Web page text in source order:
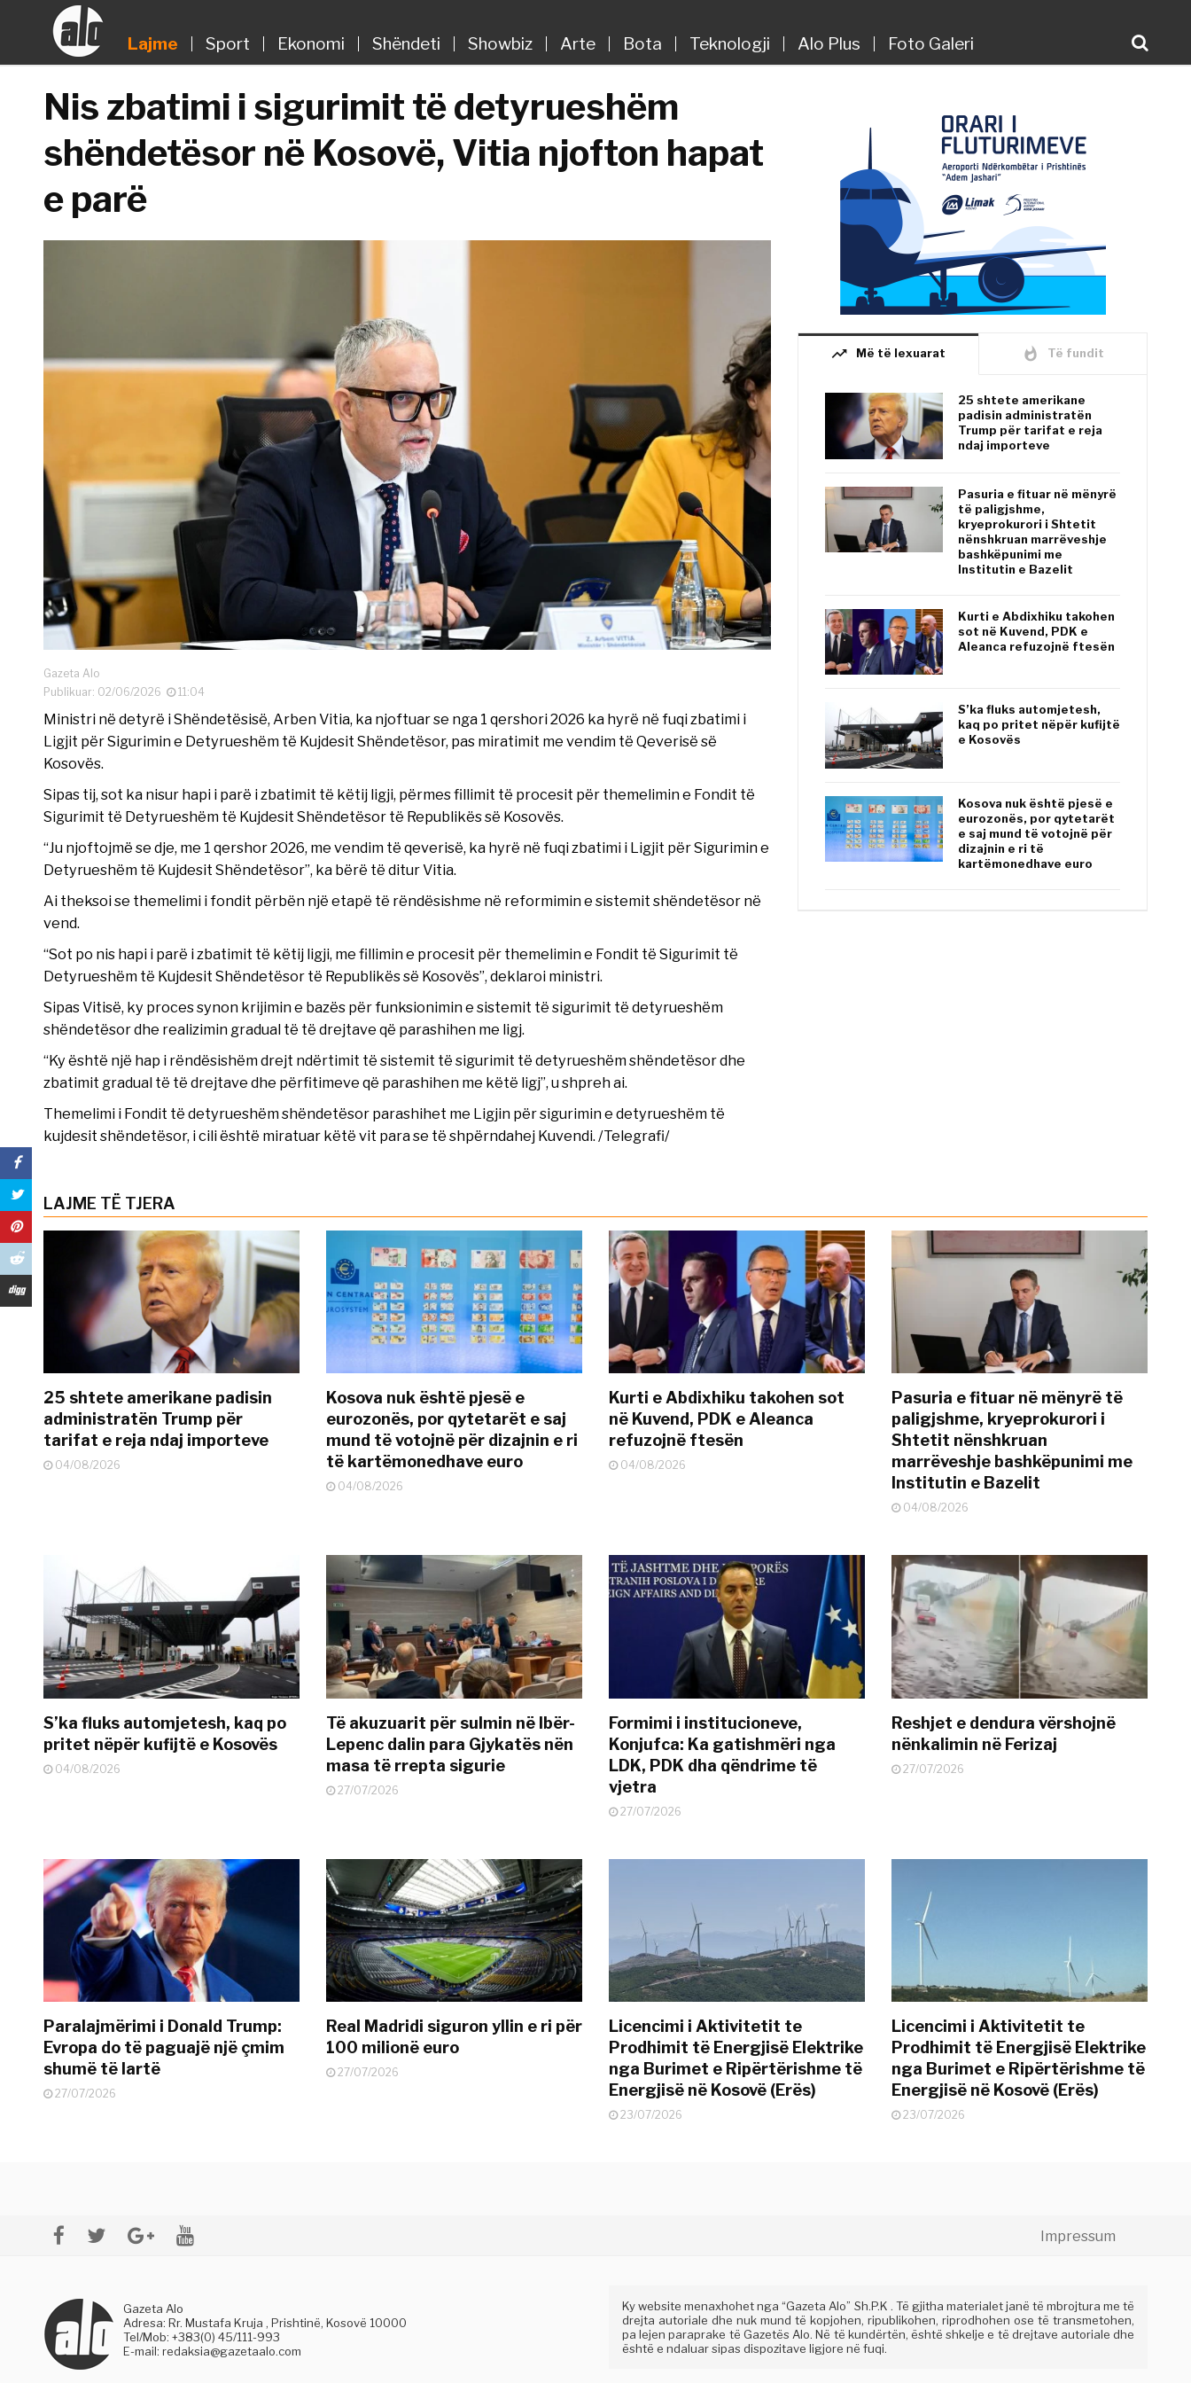
Lajme Sport Ekonomi Shëndeti Showbiz Arte Bota Teknologji Alo Plus Foto Galeri
Nis zbatimi i sigurimit të detyrueshëm
shëndetësor në Kosovë, Vitia njofton hapat
e parë
Gazeta Alo
Publikuar: 02/06/2026
11:04
Ministri në detyrë i Shëndetësisë, Arben Vitia, ka njoftuar se nga 1 qershori 2026 ka hyrë në fuqi zbatimi i
Ligjit për Sigurimin e Detyrueshëm të Kujdesit Shëndetësor, pas miratimit me vendim të Qeverisë së
Kosovës.
Sipas tij, sot ka nisur hapi i parë i zbatimit të këtij ligji, përmes fillimit të procesit për themelimin e Fondit të
Sigurimit të Detyrueshëm të Kujdesit Shëndetësor të Republikës së Kosovës.
“Ju njoftojmë se dje, me 1 qershor 2026, me vendim të qeverisë, ka hyrë në fuqi zbatimi i Ligjit për Sigurimin e
Detyrueshëm të Kujdesit Shëndetësor”, ka bërë të ditur Vitia.
Ai theksoi se themelimi i fondit përbën një etapë të rëndësishme në reformimin e sistemit shëndetësor në
vend.
“Sot po nis hapi i parë i zbatimit të këtij ligji, me fillimin e procesit për themelimin e Fondit të Sigurimit të
Detyrueshëm të Kujdesit Shëndetësor të Republikës së Kosovës”, deklaroi ministri.
Sipas Vitisë, ky proces synon krijimin e bazës për funksionimin e sistemit të sigurimit të detyrueshëm
shëndetësor dhe realizimin gradual të të drejtave që parashihen me ligj.
“Ky është një hap i rëndësishëm drejt ndërtimit të sistemit të sigurimit të detyrueshëm shëndetësor dhe
zbatimit gradual të të drejtave dhe përfitimeve që parashihen me këtë ligj”, u shpreh ai.
Themelimi i Fondit të detyrueshëm shëndetësor parashihet me Ligjin për sigurimin e detyrueshëm të
kujdesit shëndetësor, i cili është miratuar këtë vit para se të shpërndahej Kuvendi. /Telegrafi/
trending_up Më të lexuarat whatshot Të fundit
25 shtete amerikane
padisin administratën
Trump për tarifat e reja
ndaj importeve
Pasuria e fituar në mënyrë
të paligjshme,
kryeprokurori i Shtetit
nënshkruan marrëveshje
bashkëpunimi me
Institutin e Bazelit
Kurti e Abdixhiku takohen
sot në Kuvend, PDK e
Aleanca refuzojnë ftesën
S’ka fluks automjetesh,
kaq po pritet nëpër kufijtë
e Kosovës
Kosova nuk është pjesë e
eurozonës, por qytetarët
e saj mund të votojnë për
dizajnin e ri të
kartëmonedhave euro
LAJME TË TJERA
25 shtete amerikane padisin
administratën Trump për
tarifat e reja ndaj importeve
04/08/2026
Kosova nuk është pjesë e
eurozonës, por qytetarët e saj
mund të votojnë për dizajnin e ri
të kartëmonedhave euro
04/08/2026
Kurti e Abdixhiku takohen sot
në Kuvend, PDK e Aleanca
refuzojnë ftesën
04/08/2026
Pasuria e fituar në mënyrë të
paligjshme, kryeprokurori i
Shtetit nënshkruan
marrëveshje bashkëpunimi me
Institutin e Bazelit
04/08/2026
S’ka fluks automjetesh, kaq po
pritet nëpër kufijtë e Kosovës
04/08/2026
Të akuzuarit për sulmin në Ibër-
Lepenc dalin para Gjykatës nën
masa të rrepta sigurie
27/07/2026
Formimi i institucioneve,
Konjufca: Ka gatishmëri nga
LDK, PDK dha qëndrime të
vjetra
27/07/2026
Reshjet e dendura vërshojnë
nënkalimin në Ferizaj
27/07/2026
Paralajmërimi i Donald Trump:
Evropa do të paguajë një çmim
shumë të lartë
27/07/2026
Real Madridi siguron yllin e ri për
100 milionë euro
27/07/2026
Licencimi i Aktivitetit te
Prodhimit të Energjisë Elektrike
nga Burimet e Ripërtërishme të
Energjisë në Kosovë (Erës)
23/07/2026
Licencimi i Aktivitetit te
Prodhimit të Energjisë Elektrike
nga Burimet e Ripërtërishme të
Energjisë në Kosovë (Erës)
23/07/2026
Impressum
Gazeta Alo
Adresa: Rr. Mustafa Kruja , Prishtinë, Kosovë 10000
Tel/Mob: +383(0) 45/111-993
E-mail: redaksia@gazetaalo.com
Ky website menaxhohet nga “Gazeta Alo” Sh.P.K . Të gjitha materialet janë të mbrojtura me të
drejta autoriale dhe nuk mund të kopjohen, ripublikohen, riprodhohen ose të transmetohen,
pa lejen paraprake të Gazetës Alo. Në të kundërtën, është shkelje e të drejtave autoriale dhe
është e ndaluar sipas dispozitave ligjore në fuqi.